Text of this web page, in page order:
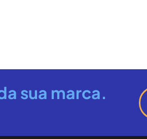
sua marca.